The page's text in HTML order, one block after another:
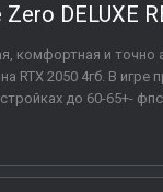
DELUXE
комфортная и
RTX 2050 4гб. В
до 60-65+-